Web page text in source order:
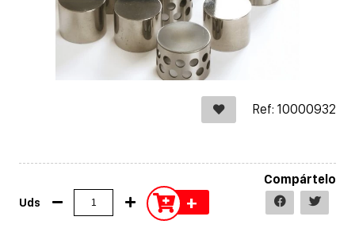
Ref: 10000932
Uds +
Compártelo